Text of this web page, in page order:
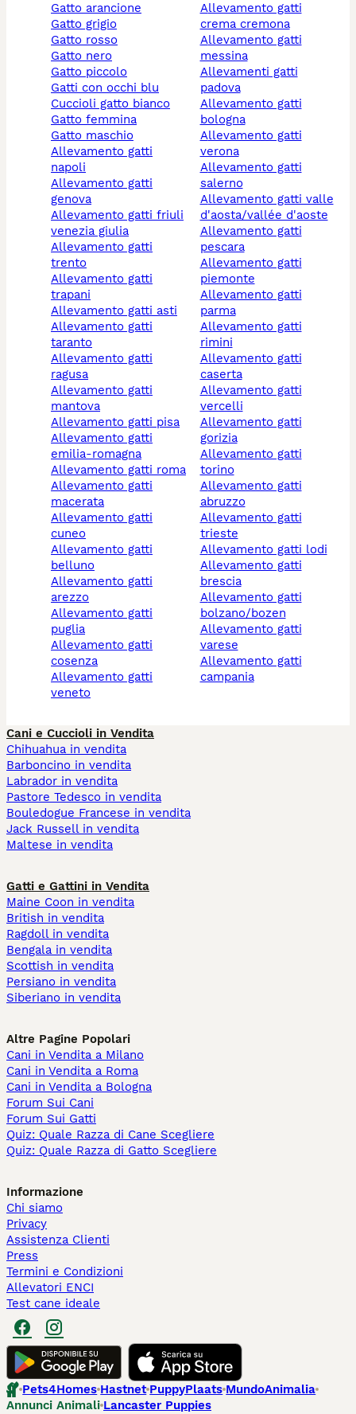
gatto arancione
gatto grigio
gatto rosso
gatto nero
gatto piccolo
gatti con occhi blu
cuccioli gatto bianco
gatto femmina
gatto maschio
allevamento gatti
napoli
allevamento gatti
genova
allevamento gatti friuli
venezia giulia
allevamento gatti
trento
allevamento gatti
trapani
allevamento gatti asti
allevamento gatti
taranto
allevamento gatti
ragusa
allevamento gatti
mantova
allevamento gatti pisa
allevamento gatti
emilia-romagna
allevamento gatti roma
allevamento gatti
macerata
allevamento gatti
cuneo
allevamento gatti
belluno
allevamento gatti
arezzo
allevamento gatti
puglia
allevamento gatti
cosenza
allevamento gatti
veneto
allevamento gatti
crema cremona
allevamento gatti
messina
allevamenti gatti
padova
allevamento gatti
bologna
allevamento gatti
verona
allevamento gatti
salerno
allevamento gatti valle
d'aosta/vallée d'aoste
allevamento gatti
pescara
allevamento gatti
piemonte
allevamento gatti
parma
allevamento gatti
rimini
allevamento gatti
caserta
allevamento gatti
vercelli
allevamento gatti
gorizia
allevamento gatti
torino
allevamento gatti
abruzzo
allevamento gatti
trieste
allevamento gatti lodi
allevamento gatti
brescia
allevamento gatti
bolzano/bozen
allevamento gatti
varese
allevamento gatti
campania
Cani e Cuccioli in Vendita
Chihuahua in vendita
Barboncino in vendita
Labrador in vendita
Pastore Tedesco in vendita
Bouledogue Francese in vendita
Jack Russell in vendita
Maltese in vendita
Gatti e Gattini in Vendita
Maine Coon in vendita
British in vendita
Ragdoll in vendita
Bengala in vendita
Scottish in vendita
Persiano in vendita
Siberiano in vendita
Altre Pagine Popolari
Cani in Vendita a Milano
Cani in Vendita a Roma
Cani in Vendita a Bologna
Forum Sui Cani
Forum Sui Gatti
Quiz: Quale Razza di Cane Scegliere
Quiz: Quale Razza di Gatto Scegliere
Informazione
Chi siamo
Privacy
Assistenza Clienti
Press
Termini e Condizioni
Allevatori ENCI
Test cane ideale
Pets4Homes Hastnet PuppyPlaats MundoAnimalia
Annunci Animali Lancaster Puppies